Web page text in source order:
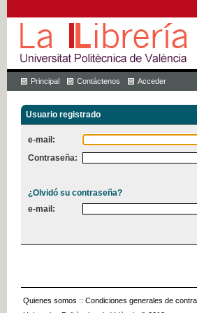
Principal Contáctenos Acceder
Usuario registrado
e-mail:
Contraseña:
¿Olvidó su contraseña?
e-mail:
Quienes somos :: Condiciones generales de